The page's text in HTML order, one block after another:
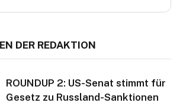
DER REDAKTION
ROUNDUP 2: US-Senat stimmt für
Gesetz zu Russland-Sanktionen